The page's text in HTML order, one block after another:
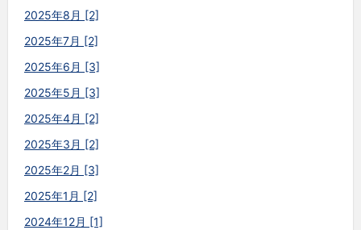
2025年8月 [2]
2025年7月 [2]
2025年6月 [3]
2025年5月 [3]
2025年4月 [2]
2025年3月 [2]
2025年2月 [3]
2025年1月 [2]
2024年12月 [1]